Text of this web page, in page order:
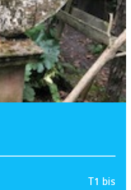
T1 bis